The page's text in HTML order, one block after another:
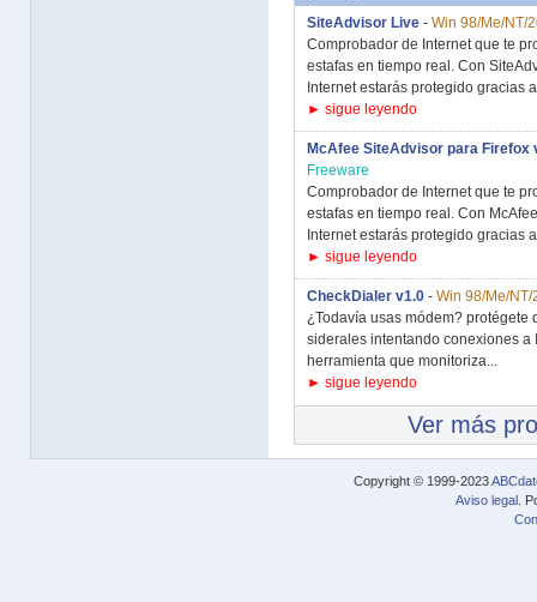
SiteAdvisor Live - Win 98/Me/NT/
Comprobador de Internet que te
estafas en tiempo real. Con
Internet estarás protegido gracias
► sigue leyendo
McAfee SiteAdvisor para Firefox
Freeware
Comprobador de Internet que te
estafas en tiempo real. Con
Internet estarás protegido gracias
► sigue leyendo
CheckDialer v1.0 - Win 98/Me/NT/
¿Todavía usas módem? protégete
siderales intentando conexiones a
herramienta que monitoriza...
► sigue leyendo
Ver más
Copyright © 1999-2023
Aviso legal .